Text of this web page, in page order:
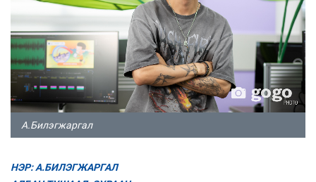
А.Билэгжаргал
НЭР: А.БИЛЭГЖАРГАЛ